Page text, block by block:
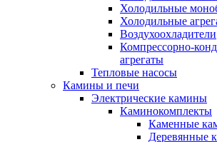
Холодильные
Холодильные
Воздухоохладители
Компрессорно-
агрегаты
Тепловые насосы
Камины и печи
Электрические камины
Каминокомплекты
Каменные
Деревянные